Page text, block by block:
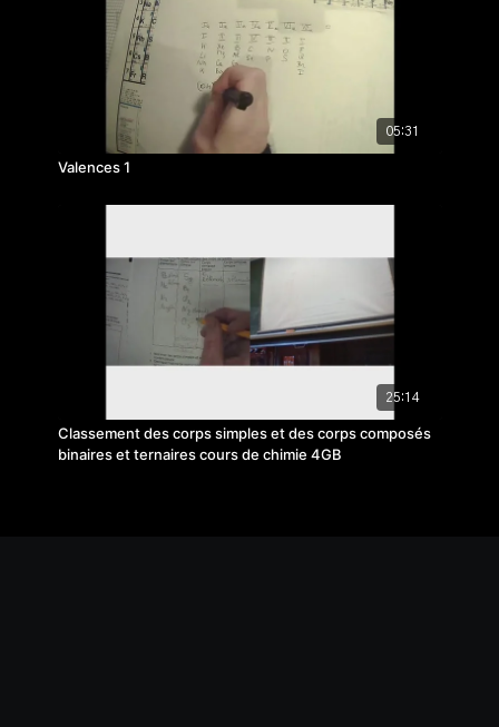
05:31
Valences 1
25:14
Classement des corps simples et des corps composés
binaires et ternaires cours de chimie 4GB